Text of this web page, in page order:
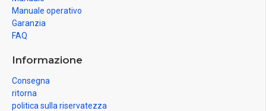
Manuale operativo
Garanzia
FAQ
Informazione
Consegna
ritorna
politica sulla riservatezza